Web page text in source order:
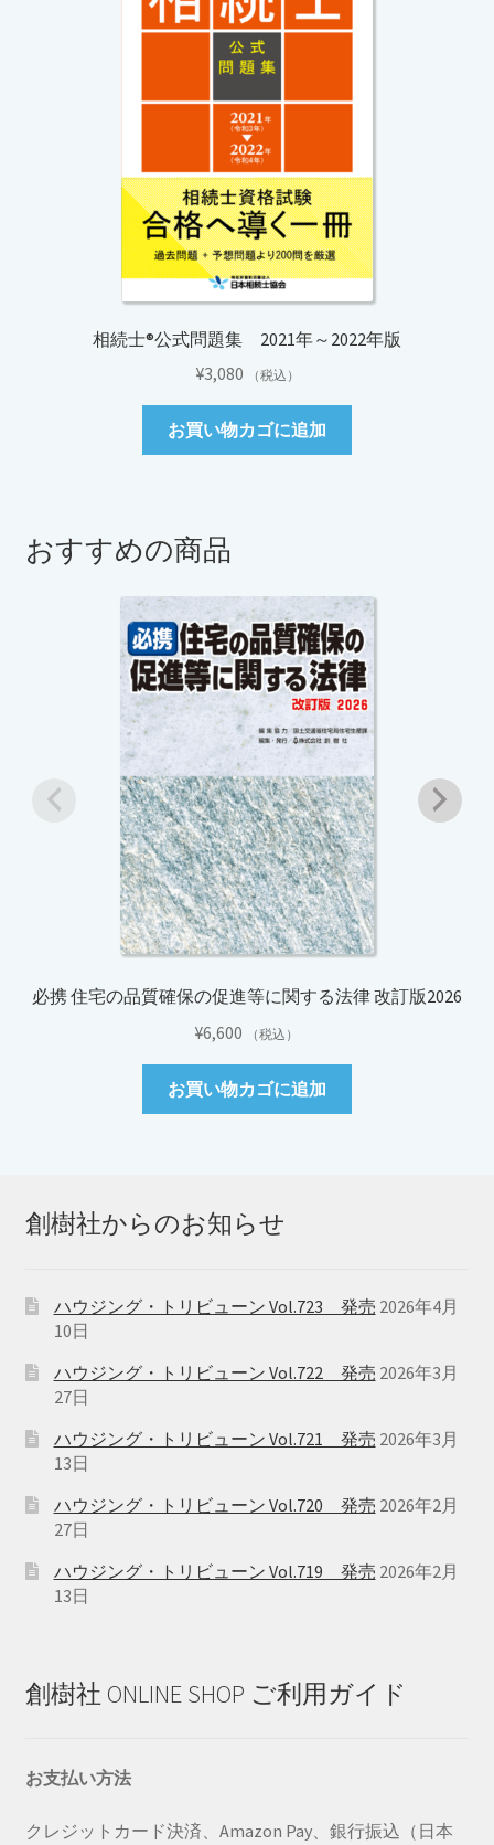
相続士®公式問題集 2021年～2022年版
¥3,080 （税込）
お買い物カゴに追加
おすすめの商品
必携 住宅の品質確保の促進等に関する法律 改訂版2026
¥6,600 （税込）
お買い物カゴに追加
創樹社からのお知らせ
ハウジング・トリビューン Vol.723 発売 2026年4月
10日
ハウジング・トリビューン Vol.722 発売 2026年3月
27日
ハウジング・トリビューン Vol.721 発売 2026年3月
13日
ハウジング・トリビューン Vol.720 発売 2026年2月
27日
ハウジング・トリビューン Vol.719 発売 2026年2月
13日
創樹社 ONLINE SHOP ご利用ガイド
お支払い方法
クレジットカード決済、Amazon Pay、銀行振込（日本